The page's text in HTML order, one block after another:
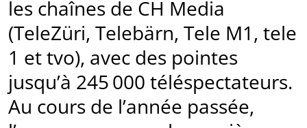
les chaînes de CH Media
(TeleZüri, Telebärn, Tele M1, tele
1 et tvo), avec des pointes
jusqu’à 245 000 téléspectateurs.
Au cours de l’année passée,